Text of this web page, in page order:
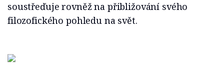
soustřeďuje rovněž na přibližování svého
filozofického pohledu na svět.